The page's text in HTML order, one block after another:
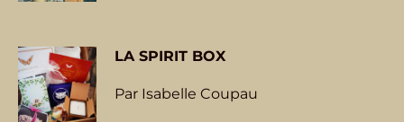
LASPIRIT BOX
Par Isabelle Coupau